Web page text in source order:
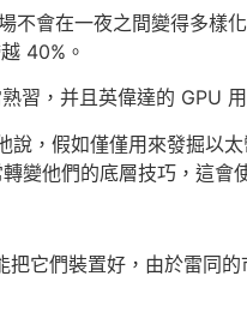
不會在一夜之間變得多樣
40%。
習，并且英偉達的 GPU 用
，假如僅僅用來發掘以太
變他們的底層技巧，這會
它們裝置好，由於雷同